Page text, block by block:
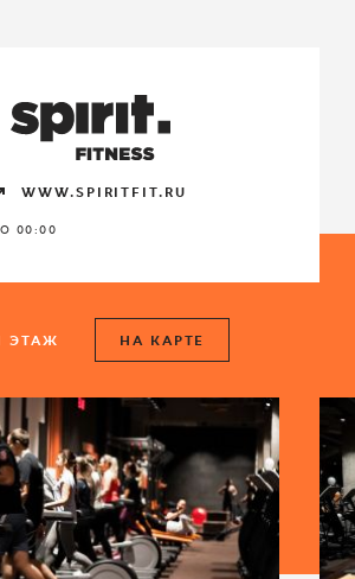
WWW.SPIRITFIT.RU
00:00
ЭТАЖ НА КАРТЕ